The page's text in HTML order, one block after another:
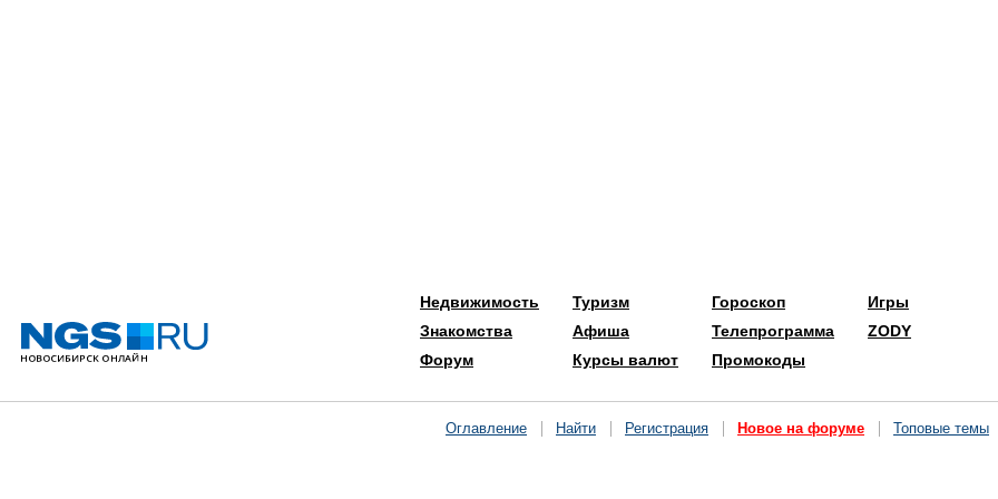
Недвижимость
Знакомства
Форум
Туризм
Афиша
Курсы валют
Гороскоп
Телепрограмма
Промокоды
Игры
ZODY
Оглавление Найти Регистрация Новое на форуме Топовые темы